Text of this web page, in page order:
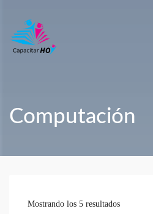
Computación
Mostrando los 5 resultados